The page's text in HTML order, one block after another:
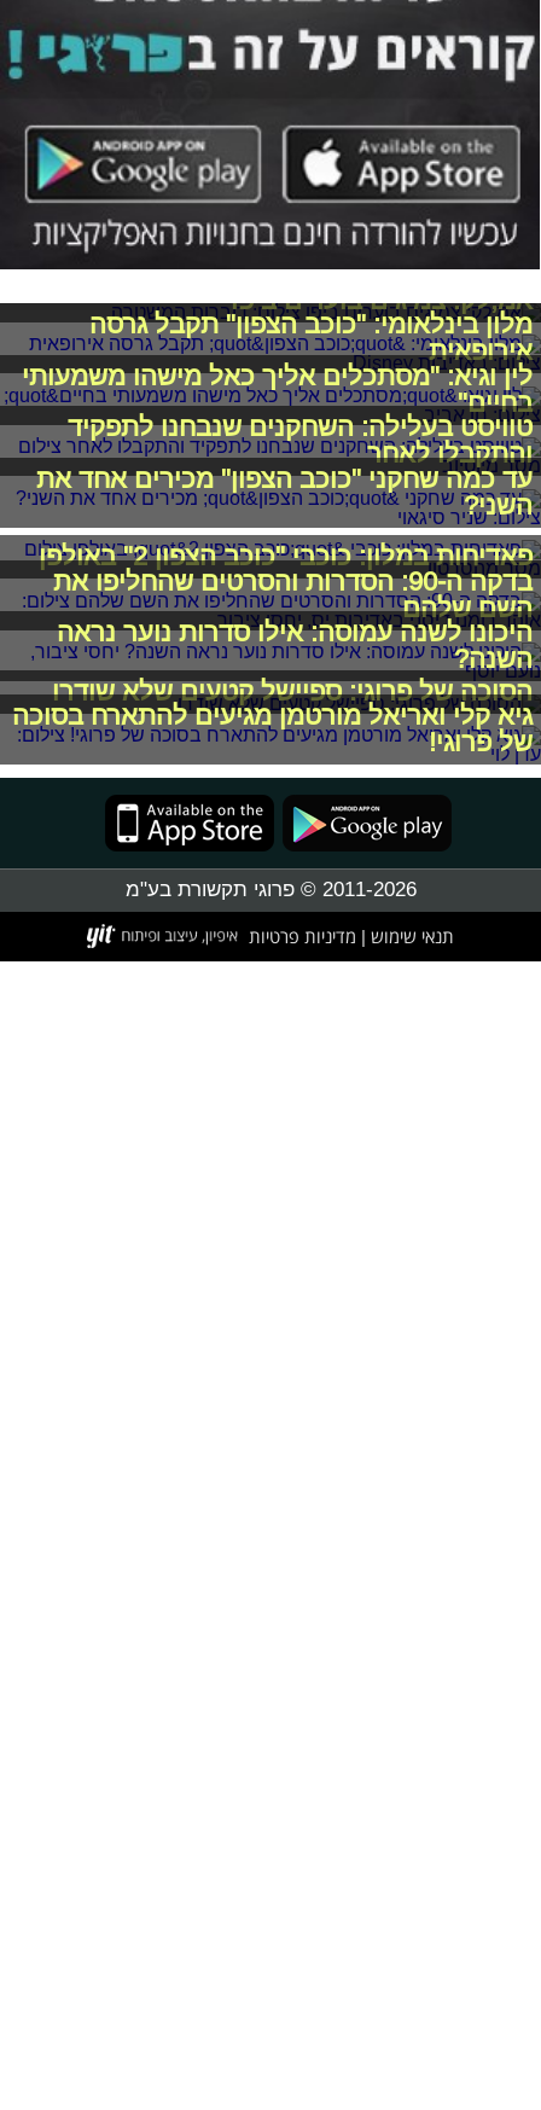
אמ;לק: צמיגים בוערים ביפו
מלון בינלאומי: "כוכב הצפון" תקבל גרסה
אירופאית
לין וגיא: "מסתכלים אליך כאל מישהו משמעותי
בחיים"
טוויסט בעלילה: השחקנים שנבחנו לתפקיד
והתקבלו לאחר
עד כמה שחקני "כוכב הצפון" מכירים אחד את
השני?
פאדיחות במלון: כוכבי "כוכב הצפון 2" באולפן
בדקה ה-90: הסדרות והסרטים שהחליפו את
השם שלהם
היכונו לשנה עמוסה: אילו סדרות נוער נראה
השנה?
הסוכה של פרוגי: ספיישל קטעים שלא שודרו
גיא קלי ואריאל מורטמן מגיעים להתארח בסוכה
של פרוגי!
2011-2026 © פרוגי תקשורת בע"מ
תנאי שימוש מדיניות פרטיות